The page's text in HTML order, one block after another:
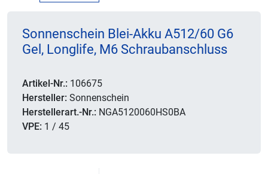
Sonnenschein Blei-Akku A512/60 G6
Gel, Longlife, M6 Schraubanschluss
Artikel-Nr.: 106675
Hersteller: Sonnenschein
Herstellerart.-Nr.: NGA5120060HS0BA
VPE: 1 / 45